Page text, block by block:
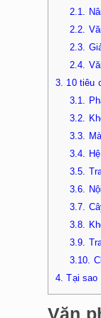
2.1.
2.2.
2.3.
2.4.
3. 10 tiêu
3.1.
3.2.
3.3.
3.4.
3.5.
3.6.
3.7.
3.8.
3.9.
3.10.
4. Tại sao
Văn